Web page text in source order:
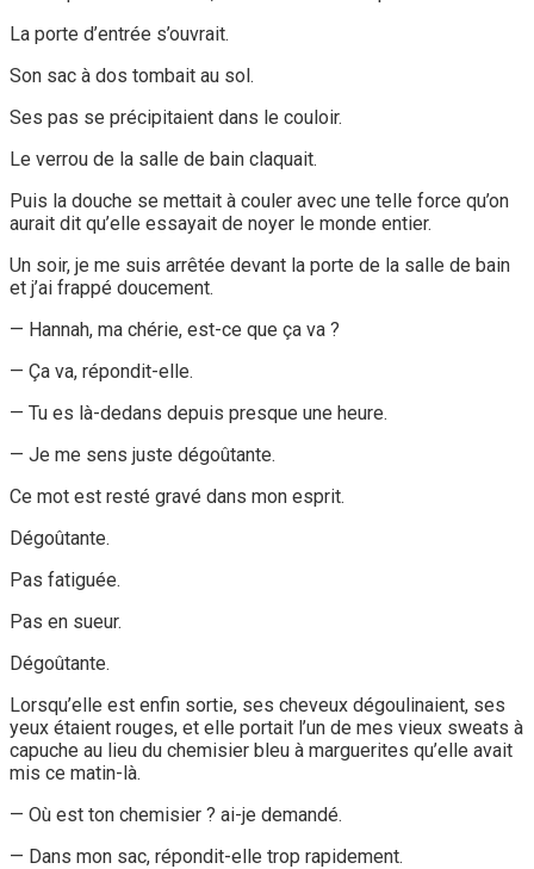
La porte d’entrée s’ouvrait.
Son sac à dos tombait au sol.
Ses pas se précipitaient dans le couloir.
Le verrou de la salle de bain claquait.
Puis la douche se mettait à couler avec une telle force qu’on
aurait dit qu’elle essayait de noyer le monde entier.
Un soir, je me suis arrêtée devant la porte de la salle de bain
et j’ai frappé doucement.
— Hannah, ma chérie, est-ce que ça va ?
— Ça va, répondit-elle.
— Tu es là-dedans depuis presque une heure.
— Je me sens juste dégoûtante.
Ce mot est resté gravé dans mon esprit.
Dégoûtante.
Pas fatiguée.
Pas en sueur.
Dégoûtante.
Lorsqu’elle est enfin sortie, ses cheveux dégoulinaient, ses
yeux étaient rouges, et elle portait l’un de mes vieux sweats à
capuche au lieu du chemisier bleu à marguerites qu’elle avait
mis ce matin-là.
— Où est ton chemisier ? ai-je demandé.
— Dans mon sac, répondit-elle trop rapidement.